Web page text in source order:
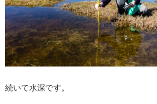
続いて水深です。